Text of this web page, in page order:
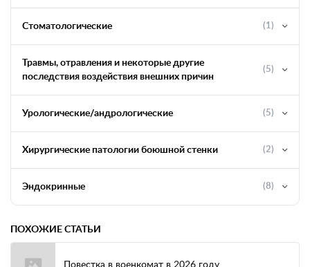
Стоматологические (1)
Травмы, отравления и некоторые другие
последствия воздействия внешних причин
(5)
Урологические/андрологические (5)
Хирургические патологии боюшной стенки (2)
Эндокринные (8)
ПОХОЖИЕ СТАТЬИ
Повестка в военкомат в 2026 году